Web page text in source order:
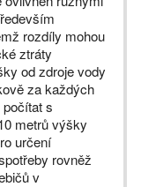
rozdíly mohou
ztráty
od zdroje vody
za každých
s
metrů výšky
určení
rovněž
v